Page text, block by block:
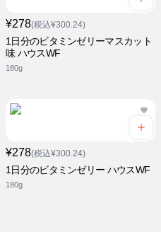
¥278(税込¥300.24)
1日分のビタミンゼリーマスカット
味 ハウスWF
180g
¥278(税込¥300.24)
1日分のビタミンゼリー ハウスWF
180g